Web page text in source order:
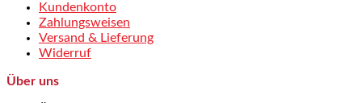
Kundenkonto
Zahlungsweisen
Versand & Lieferung
Widerruf
Über uns